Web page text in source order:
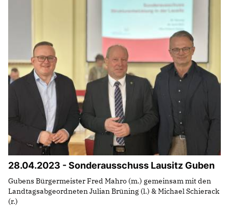
28.04.2023 - Sonderausschuss Lausitz Guben
Gubens Bürgermeister Fred Mahro (m.) gemeinsam mit den
Landtagsabgeordneten Julian Brüning (l.) & Michael Schierack
(r.)